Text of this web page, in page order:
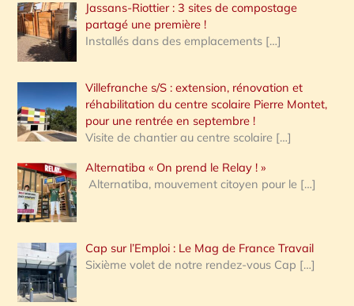
Jassans-Riottier : 3 sites de compostage
partagé une première !
Installés dans des emplacements […]
Villefranche s/S : extension, rénovation et
réhabilitation du centre scolaire Pierre Montet,
pour une rentrée en septembre !
Visite de chantier au centre scolaire […]
Alternatiba « On prend le Relay ! »
Alternatiba, mouvement citoyen pour le […]
Cap sur l’Emploi : Le Mag de France Travail
Sixième volet de notre rendez-vous Cap […]